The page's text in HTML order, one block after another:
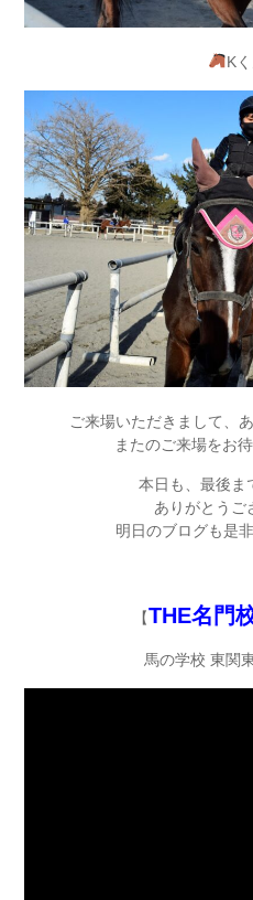
K
ご来場いただきまして、
またのご来場をお
本日も、最後ま
ありがとうご
明日のブログも是
【THE名門
馬の学校 東関